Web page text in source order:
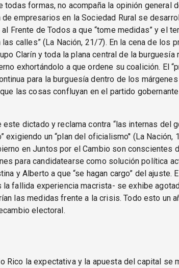
todas formas, no acompaña la opinión general
de empresarios en la Sociedad Rural se
Frente de Todos a que “tome medidas” y el
calles” (La Nación, 21/7). En la cena de los
Clarín y toda la plana central de la
exhortándolo a que ordene su coalición. El
para la burguesía dentro de los
las cosas confluyan en el partido
dictado y reclama contra “las internas del
exigiendo un “plan del oficialismo'' (La Nación,
en Juntos por el Cambio son conscientes
para candidatearse como solución política
y Alberto a que “se hagan cargo” del ajuste.
fallida experiencia macrista- se exhibe
las medidas frente a la crisis. Todo esto un
electoral.
Rico la expectativa y la apuesta del capital se